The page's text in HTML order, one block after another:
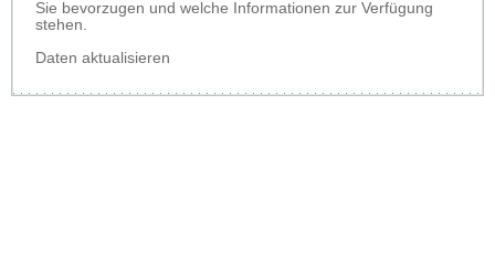
Sie bevorzugen und welche Informationen zur Verfügung
stehen.
Daten aktualisieren